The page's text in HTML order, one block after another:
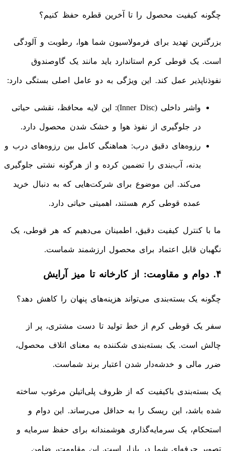
چگونه کیفیت محصول را تا آخرین قطره حفظ کنیم؟
بزرگترین تهدید برای فرمولاسیون شما هوا، رطوبت و آلودگی
است. یک قوطی کرم استاندارد باید مانند یک گاوصندوق
نفوذناپذیر عمل کند. این ویژگی به دو عامل اصلی بستگی دارد:
واشر داخلی (Inner Disc): این لایه محافظ، نقشی حیاتی
در جلوگیری از نفوذ هوا و خشک شدن محصول دارد.
رزوه‌های دقیق درب: هماهنگی کامل بین رزوه‌های درب و
بدنه، آب‌بندی را تضمین کرده و از هرگونه نشتی جلوگیری
می‌کند. این موضوع برای شرکت‌هایی که به دنبال خرید
عمده قوطی کرم هستند، اهمیتی حیاتی دارد.
ما با کنترل کیفیت دقیق، اطمینان می‌دهیم که هر قوطی، یک
نگهبان قابل اعتماد برای محصول ارزشمند شماست.
۴. دوام و مقاومت: از کارخانه تا میز آرایش
چگونه یک بسته‌بندی می‌تواند هزینه‌های پنهان را کاهش دهد؟
سفر یک قوطی کرم از خط تولید تا دست مشتری، پر از
چالش است. یک بسته‌بندی شکننده به معنای اتلاف محصول،
ضرر مالی و خدشه‌دار شدن اعتبار برند شماست.
یک بسته‌بندی باکیفیت که از ظروف پلی‌اتیلن مرغوب ساخته
شده باشد، این ریسک را به حداقل می‌رساند. این دوام و
استحکام، یک سرمایه‌گذاری هوشمندانه برای حفظ سرمایه و
تصویر حرفه‌ای شما در بازار است. این مقاومت، ضامن